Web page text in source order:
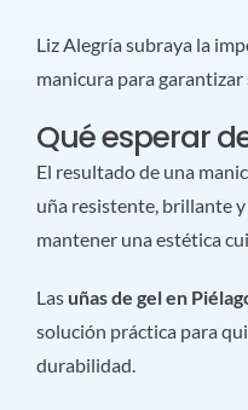
Liz Alegría subraya la
manicura para
Qué esperar
El resultado de una
uña resistente, brillante
mantener una estética
Las uñas de gel en
solución práctica para
durabilidad.